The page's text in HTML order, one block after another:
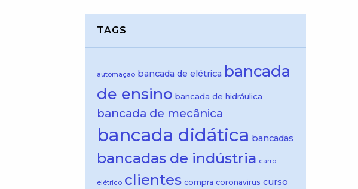
TAGS
automação bancada de elétrica bancada
de ensino bancada de hidráulica
bancada de mecânica
bancada didática bancadas
bancadas de indústria carro
elétrico clientes compra coronavirus curso